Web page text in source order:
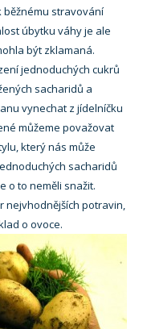
stravování
úbytku váhy je ale
být zklamaná.
jednoduchých cukrů
sacharidů a
vynechat z jídelníčku
můžeme považovat
který nás může
sacharidů
o to neměli snažit.
nejvhodnějších potravin,
o ovoce.